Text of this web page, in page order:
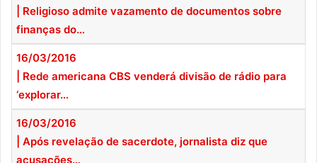
| Religioso admite vazamento de documentos sobre
finanças do…
16/03/2016
| Rede americana CBS venderá divisão de rádio para
‘explorar…
16/03/2016
| Após revelação de sacerdote, jornalista diz que
acusações…